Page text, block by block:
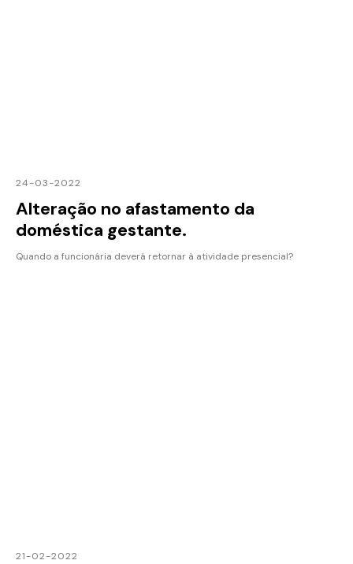
24-03-2022
Alteração no afastamento da
doméstica gestante.
Quando a funcionária deverá retornar à atividade presencial?
21-02-2022